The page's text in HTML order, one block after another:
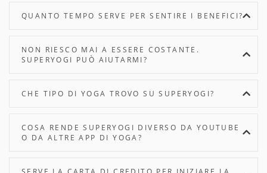
QUANTO TEMPO SERVE PER SENTIRE I BENEFICI?
NON RIESCO MAI A ESSERE COSTANTE.
SUPERYOGI PUÒ AIUTARMI?
CHE TIPO DI YOGA TROVO SU SUPERYOGI?
COSA RENDE SUPERYOGI DIVERSO DA YOUTUBE
O DA ALTRE APP DI YOGA?